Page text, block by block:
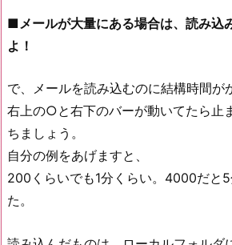
■メールが大量にある場合は、読み込
よ！
で、メールを読み込むのに結構時間が
右上の○と右下のバーが動いてたら止
ちましょう。
自分の例をあげますと、
200くらいでも1分くらい。4000だと
た。